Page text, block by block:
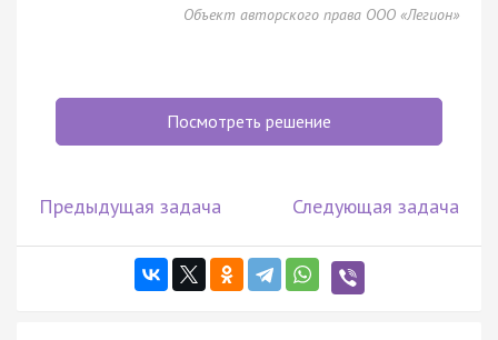
Объект авторского права ООО «Легион»
Посмотреть решение
Предыдущая задача Следующая задача